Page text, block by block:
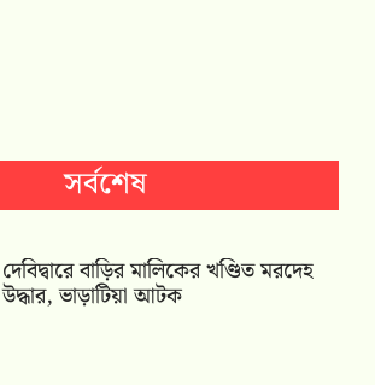
সর্বশেষ
দেবিদ্বারে বাড়ির মালিকের খণ্ডিত মরদেহ
উদ্ধার, ভাড়াটিয়া আটক